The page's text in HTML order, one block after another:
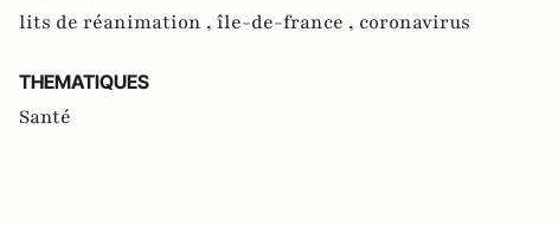
lits de réanimation , île-de-france , coronavirus
THEMATIQUES
Santé